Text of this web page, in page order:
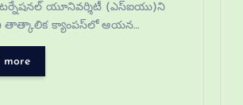
యూనివర్శిటీ (ఎస్ఐయు)ని
తాత్కాలిక క్యాంపస్‌లో ఆయన…
more